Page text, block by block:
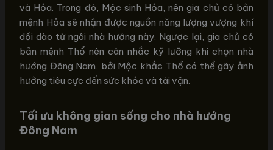
và Hỏa. Trong đó, Mộc sinh Hỏa, nên gia chủ có bản
mệnh Hỏa sẽ nhận được nguồn năng lượng vượng khí
dồi dào từ ngôi nhà hướng này. Ngược lại, gia chủ có
bản mệnh Thổ nên cân nhắc kỹ lưỡng khi chọn nhà
hướng Đông Nam, bởi Mộc khắc Thổ có thể gây ảnh
hưởng tiêu cực đến sức khỏe và tài vận.
Tối ưu không gian sống cho nhà hướng
Đông Nam